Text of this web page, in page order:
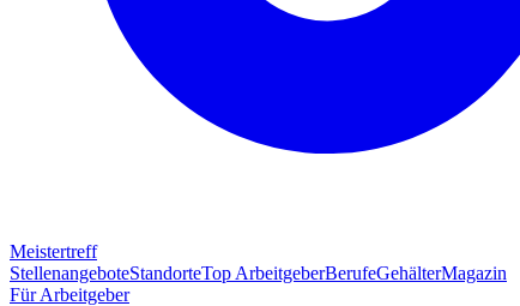
Meistertreff
StellenangeboteStandorteTop ArbeitgeberBerufeGehälterMagazin
Für Arbeitgeber